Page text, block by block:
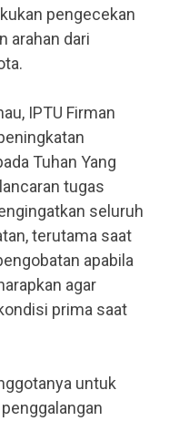
pengecekan
arahan dari
IPTU Firman
Tuhan Yang
tugas
seluruh
terutama saat
apabila
agar
prima saat
untuk